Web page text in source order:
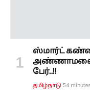
ஸ்மார்ட்
பேர்..!!
தமிழ்நாடு 54